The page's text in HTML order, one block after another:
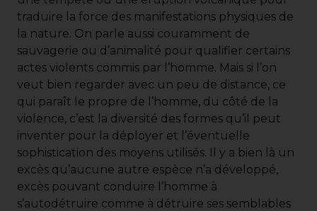
traduire la force des manifestations physiques de
la nature. On parle aussi couramment de
sauvagerie ou d’animalité pour qualifier certains
actes violents commis par l’homme. Mais si l’on
veut bien regarder avec un peu de distance, ce
qui paraît le propre de l’homme, du côté de la
violence, c’est la diversité des formes qu’il peut
inventer pour la déployer et l’éventuelle
sophistication des moyens utilisés. Il y a bien là un
excès qu’aucune autre espèce n’a développé,
excès pouvant conduire l’homme à
s’autodétruire comme à détruire ses semblables